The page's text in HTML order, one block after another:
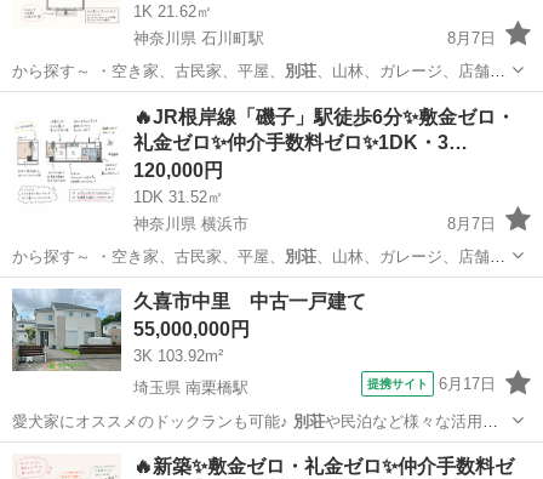
1K 21.62㎡
神奈川県 石川町駅
8月7日
から探す～ ・空き家、古民家、平屋、 別荘、山林、ガレージ、店舗、
田舎暮らし、居…
石川町駅 アパート 物件
🔥JR根岸線「磯子」駅徒歩6分✨敷金ゼロ・
礼金ゼロ✨仲介手数料ゼロ✨1DK・3…
120,000円
1DK 31.52㎡
神奈川県 横浜市
8月7日
から探す～ ・空き家、古民家、平屋、 別荘、山林、ガレージ、店舗、
田舎暮らし、居…
神奈川 横浜市 マンション 物件
久喜市中里 中古一戸建て
55,000,000円
3K 103.92m²
埼玉県 南栗橋駅
提携サイト 6月17日
愛犬家にオススメのドックランも可能♪ 別荘や民泊など様々な活用方
法があります！ …
埼玉 南栗橋駅 中古（マンション/一戸建て）
🔥新築✨敷金ゼロ・礼金ゼロ✨仲介手数料ゼ